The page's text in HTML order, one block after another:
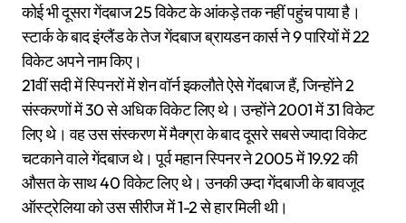
कोई भी दूसरा गेंदबाज 25 विकेट के आंकड़े तक नहीं पहुंच पाया है।
स्टार्क के बाद इंग्लैंड के तेज गेंदबाज ब्रायडन कार्स ने 9 पारियों में 22
विकेट अपने नाम किए।
21वीं सदी में स्पिनरों में शेन वॉर्न इकलौते ऐसे गेंदबाज हैं, जिन्होंने 2
संस्करणों में 30 से अधिक विकेट लिए थे। उन्होंने 2001 में 31 विकेट
लिए थे। वह उस संस्करण में मैक्ग्रा के बाद दूसरे सबसे ज्यादा विकेट
चटकाने वाले गेंदबाज थे। पूर्व महान स्पिनर ने 2005 में 19.92 की
औसत के साथ 40 विकेट लिए थे। उनकी उम्दा गेंदबाजी के बावजूद
ऑस्ट्रेलिया को उस सीरीज में 1-2 से हार मिली थी।